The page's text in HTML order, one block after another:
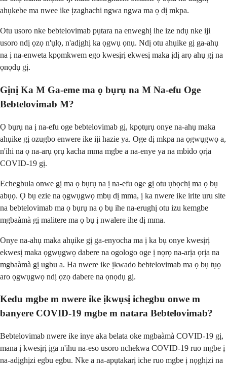
ahụkebe ma nwee ike ịzaghachi ngwa ngwa ma ọ dị mkpa.
Otu usoro nke bebtelovimab pụtara na enweghị ihe ize ndụ nke iji
usoro ndị ọzọ n'ụlọ, n'adịghị ka ọgwụ ọnụ. Ndị otu ahụike gị ga-ahụ
na ị na-enweta kpọmkwem ego kwesịrị ekwesị maka ịdị arọ ahụ gị na
ọnọdụ gị.
Gịnị Ka M Ga-eme ma ọ bụrụ na M Na-efu Oge
Bebtelovimab M?
Ọ bụrụ na ị na-efu oge bebtelovimab gị, kpọtụrụ onye na-ahụ maka
ahụike gị ozugbo enwere ike iji hazie ya. Oge dị mkpa na ọgwụgwọ a,
n'ihi na ọ na-arụ ọrụ kacha mma mgbe a na-enye ya na mbido ọrịa
COVID-19 gị.
Echegbula onwe gị ma ọ bụrụ na ị na-efu oge gị otu ụbọchị ma ọ bụ
abụọ. Ọ bụ ezie na ọgwụgwọ mbụ dị mma, ị ka nwere ike irite uru site
na bebtelovimab ma ọ bụrụ na ọ bụ ihe na-erughị otu izu kemgbe
mgbaàmà gị malitere ma ọ bụ ị nwalere ihe dị mma.
Onye na-ahụ maka ahụike gị ga-enyocha ma ị ka bụ onye kwesịrị
ekwesị maka ọgwụgwọ dabere na ogologo oge ị nọrọ na-arịa ọrịa na
mgbaàmà gị ugbu a. Ha nwere ike ịkwado bebtelovimab ma ọ bụ tụọ
aro ọgwụgwọ ndị ọzọ dabere na ọnọdụ gị.
Kedu mgbe m nwere ike ịkwụsị ichegbu onwe m
banyere COVID-19 mgbe m natara Bebtelovimab?
Bebtelovimab nwere ike inye aka belata oke mgbaàmà COVID-19 gị,
mana ị kwesịrị ịga n'ihu na-eso usoro nchekwa COVID-19 ruo mgbe ị
na-adịghịzi egbu egbu. Nke a na-apụtakarị iche ruo mgbe ị nọghịzi na